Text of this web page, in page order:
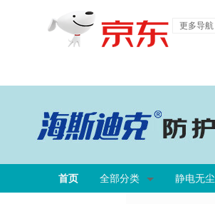
更多导航
首页 全部分类 静电无尘